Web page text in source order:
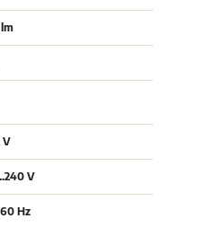
lm
V
V
Hz